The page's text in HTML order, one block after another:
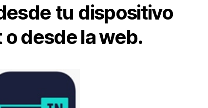
tu dispositivo
desde la web.